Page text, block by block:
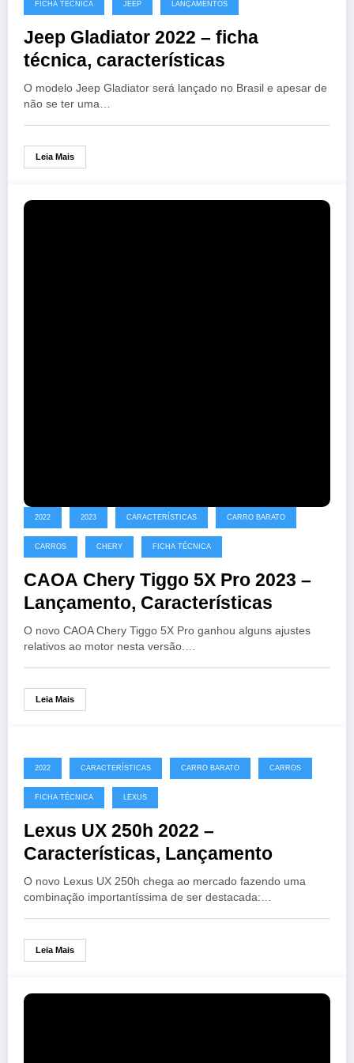
FICHA TÉCNICA JEEP LANÇAMENTOS
Jeep Gladiator 2022 – ficha
técnica, características
O modelo Jeep Gladiator será lançado no Brasil e apesar de
não se ter uma…
Leia Mais
2022 2023 CARACTERÍSTICAS CARRO BARATO
CARROS CHERY FICHA TÉCNICA
CAOA Chery Tiggo 5X Pro 2023 –
Lançamento, Características
O novo CAOA Chery Tiggo 5X Pro ganhou alguns ajustes
relativos ao motor nesta versão.…
Leia Mais
2022 CARACTERÍSTICAS CARRO BARATO CARROS
FICHA TÉCNICA LEXUS
Lexus UX 250h 2022 –
Características, Lançamento
O novo Lexus UX 250h chega ao mercado fazendo uma
combinação importantíssima de ser destacada:…
Leia Mais